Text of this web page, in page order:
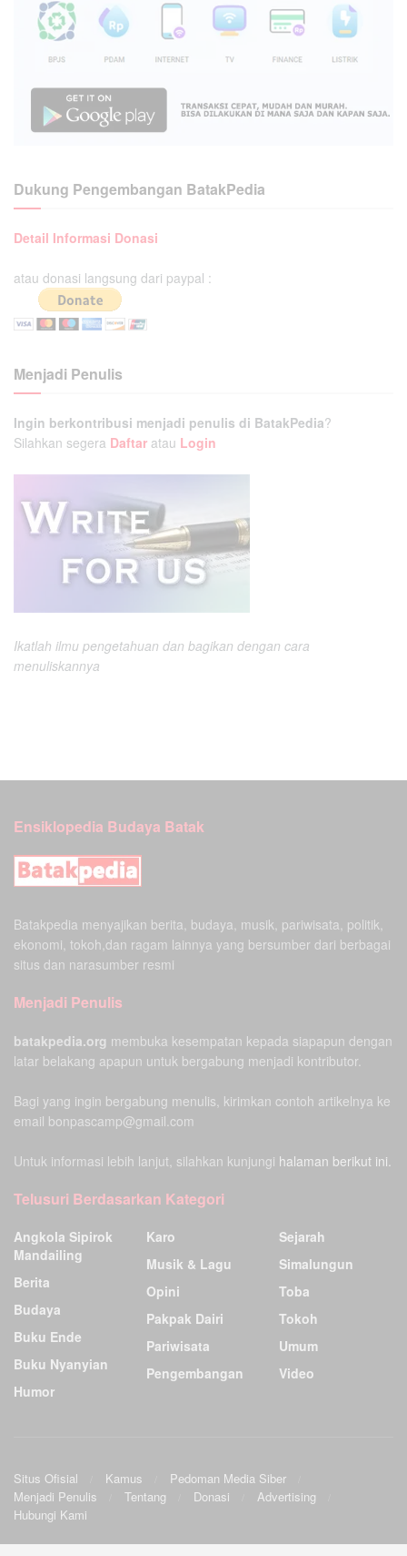
Dukung Pengembangan BatakPedia
Detail Informasi Donasi
atau donasi langsung dari paypal :
Menjadi Penulis
Ingin berkontribusi menjadi penulis di BatakPedia?
Silahkan segera Daftar atau Login
Ikatlah ilmu pengetahuan dan bagikan dengan cara
menuliskannya
Ensiklopedia Budaya Batak
Batakpedia menyajikan berita, budaya, musik, pariwisata, politik,
ekonomi, tokoh,dan ragam lainnya yang bersumber dari berbagai
situs dan narasumber resmi
Menjadi Penulis
batakpedia.org membuka kesempatan kepada siapapun dengan
latar belakang apapun untuk bergabung menjadi kontributor.
Bagi yang ingin bergabung menulis, kirimkan contoh artikelnya ke
email bonpascamp@gmail.com
Untuk informasi lebih lanjut, silahkan kunjungi halaman berikut ini.
Telusuri Berdasarkan Kategori
Angkola Sipirok
Mandailing
Berita
Budaya
Buku Ende
Buku Nyanyian
Humor
Karo
Musik & Lagu
Opini
Pakpak Dairi
Pariwisata
Pengembangan
Sejarah
Simalungun
Toba
Tokoh
Umum
Video
Situs Ofisial Kamus
Pedoman Media Siber
Menjadi Penulis
Tentang Donasi
Advertising
Hubungi Kami
Ensiklopedia Budaya Batak.©2009Sunardo Panjaitan& G. Sahat. All